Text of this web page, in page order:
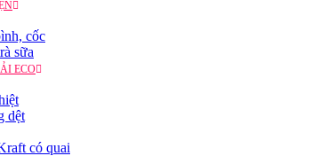
cốc
sữa
ECO
dệt
có quai